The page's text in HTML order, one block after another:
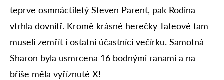
teprve osmnáctiletý Steven Parent, pak Rodina
vtrhla dovnitř. Kromě krásné herečky Tateové tam
museli zemřít i ostatní účastníci večírku. Samotná
Sharon byla usmrcena 16 bodnými ranami a na
břiše měla vyříznuté X!